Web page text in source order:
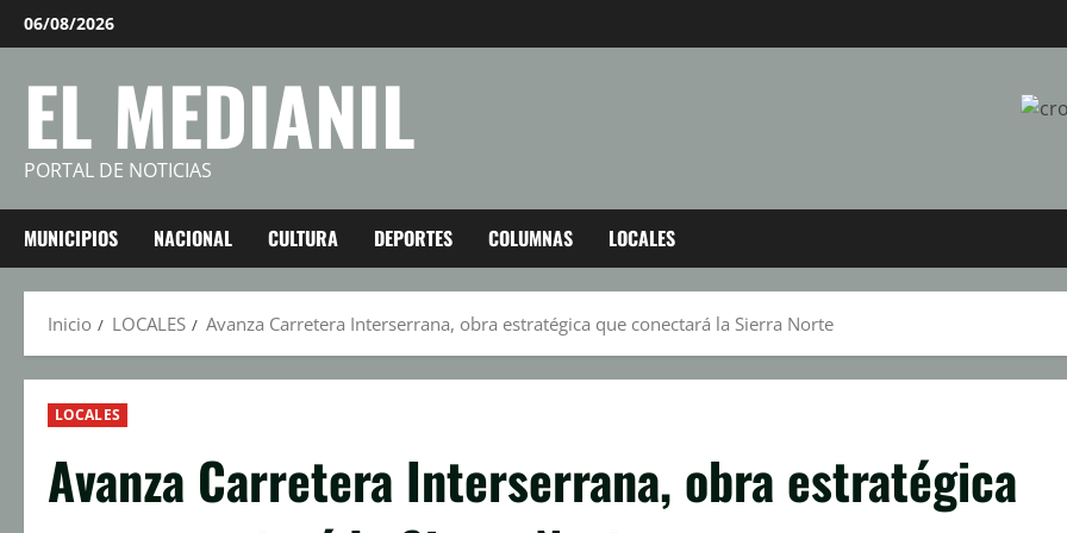
Saltar
al
06/08/2026
EL MEDIANIL
PORTAL DE NOTICIAS
MUNICIPIOS NACIONAL CULTURA DEPORTES COLUMNAS LOCALES
Inicio LOCALES Avanza Carretera Interserrana, obra estratégica que conectará la Sierra Norte
LOCALES
Avanza Carretera Interserrana, obra estratégica